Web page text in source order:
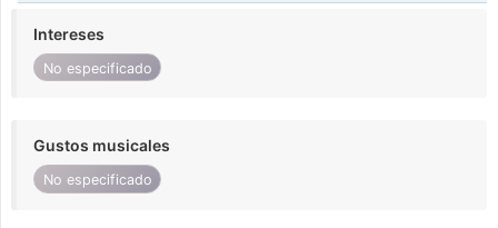
Intereses
No especificado
Gustos musicales
No especificado